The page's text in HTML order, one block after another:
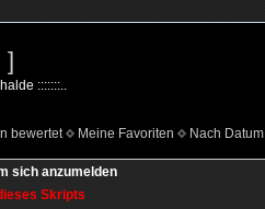
]
:::::::..
bewertet Meine Favoriten Nach Datum
sich anzumelden
Skripts